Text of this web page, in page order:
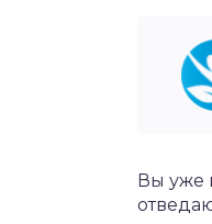
Вы уже